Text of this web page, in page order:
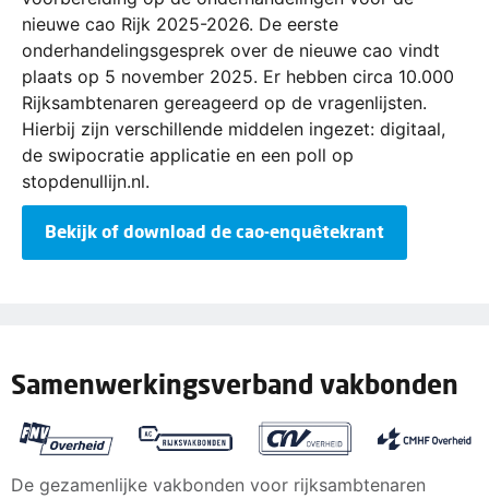
nieuwe cao Rijk 2025-2026. De eerste
onderhandelingsgesprek over de nieuwe cao vindt
plaats op 5 november 2025. Er hebben circa 10.000
Rijksambtenaren gereageerd op de vragenlijsten.
Hierbij zijn verschillende middelen ingezet: digitaal,
de swipocratie applicatie en een poll op
stopdenullijn.nl.
Bekijk of download de cao-enquêtekrant
Samenwerkingsverband vakbonden
De gezamenlijke vakbonden voor rijksambtenaren